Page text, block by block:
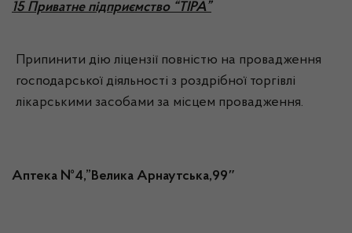
15 Приватне підприємство “ТІРА”
Припинити дію ліцензії повністю на провадження
господарської діяльності з роздрібної торгівлі
лікарськими засобами за місцем провадження.
Аптека №4,”Велика Арнаутська,99″